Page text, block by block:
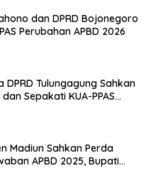
dan DPRD Bojonegoro
Perubahan APBD 2026
DPRD Tulungagung Sahkan
Sepakati KUA-PPAS
Madiun Sahkan Perda
APBD 2025, Bupati